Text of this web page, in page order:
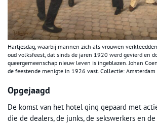
Hartjesdag, waarbij mannen zich als vrouwen
oud volksfeest, dat sinds de jaren 1920 werd gevierd en
queergemeenschap nieuw leven is ingeblazen. Johan
de feestende menigte in 1926 vast. Collectie: Amsterdam
Opgejaagd
De komst van het hotel ging gepaard met
die de dealers, de junks, de sekswerkers en